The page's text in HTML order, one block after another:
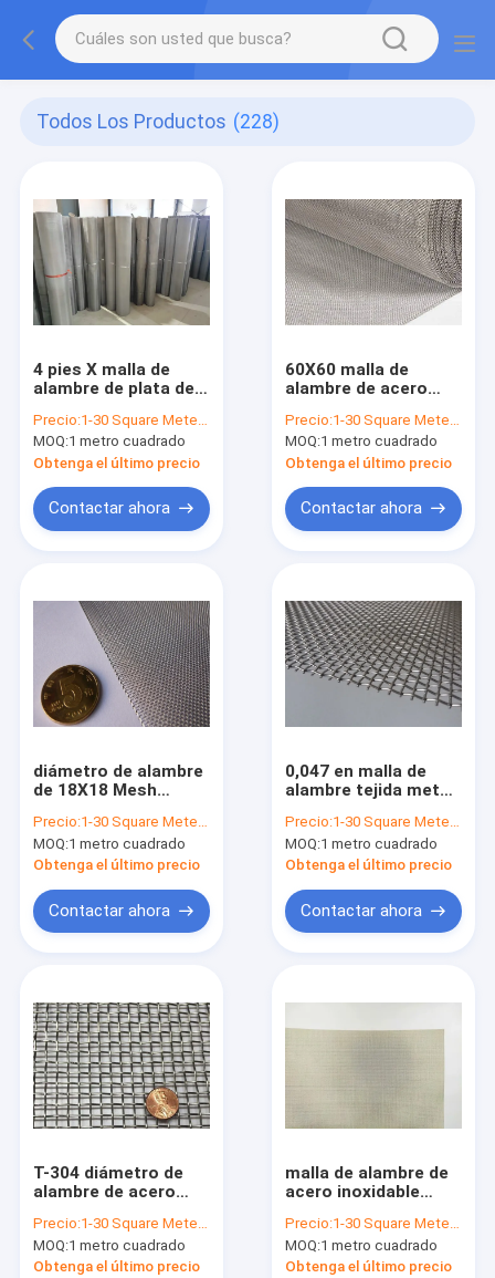
Todos Los Productos (228)
4 pies X malla de
alambre de plata de
Plain Weave Woven
Fabric
Precio:1-30 Square Meter $2/Square Meter >30 Square Meters $1/Square Meter
MOQ:1 metro cuadrado
Obtenga el último precio
Contactar ahora
60X60 malla de
alambre de acero
100F para
tamizar/que filtra
Precio:1-30 Square Meter $2/Square Meter >30 Square Meters $1/Square Meter
MOQ:1 metro cuadrado
Obtenga el último precio
Contactar ahora
diámetro de alambre
de 18X18 Mesh
Netting 4F X 100F
0.60m m
Precio:1-30 Square Meter $2/Square Meter >30 Square Meters $1/Square Meter
MOQ:1 metro cuadrado
Obtenga el último precio
Contactar ahora
0,047 en malla de
alambre tejida metal,
inoxidable de 9X9 T-
304
Precio:1-30 Square Meter $2/Square Meter >30 Square Meters $1/Square Meter
MOQ:1 metro cuadrado
Obtenga el último precio
Contactar ahora
T-304 diámetro de
alambre de acero
de alambre 0.1-5m m
para tamizar
Precio:1-30 Square Meter $2/Square Meter >30 Square Meters $1/Square Meter
MOQ:1 metro cuadrado
Obtenga el último precio
malla de alambre de
acero inoxidable
alambre de la
armadura llana de
0.13m m 0.15m m
Precio:1-30 Square Meter $12/Square Meter >30 Square Meters $10/Square Meter
MOQ:1 metro cuadrado
Obtenga el último precio